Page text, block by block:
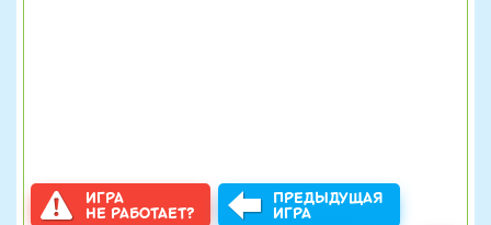
ИГРА
НЕ РАБОТАЕТ?
ПРЕДЫДУЩАЯ
ИГРА